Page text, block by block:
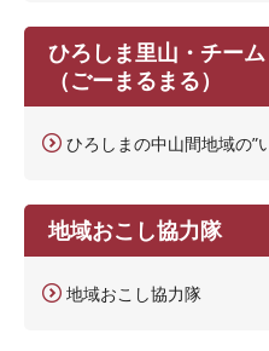
ひろしま里山・チーム
（ごーまるまる）
ひろしまの中山間地域の”
地域おこし協力隊
地域おこし協力隊